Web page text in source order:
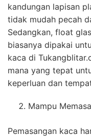
kandungan lapisan
tidak mudah pecah
Sedangkan, float
biasanya dipakai
kaca di
mana yang tepat
keperluan dan
Mampu
Pemasangan kaca